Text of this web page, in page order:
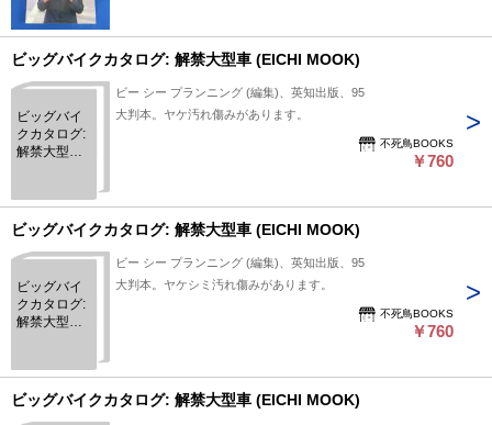
ビッグバイクカタログ: 解禁大型車 (EICHI MOOK)
ビッグバイ
クカタログ:
解禁大型車
ビー シー プランニング (編集)、英知出版、95
大判本。ヤケ汚れ傷みがあります。
不死鳥BOOKS
￥760
ビッグバイクカタログ: 解禁大型車 (EICHI MOOK)
ビッグバイ
クカタログ:
解禁大型車
ビー シー プランニング (編集)、英知出版、95
大判本。ヤケシミ汚れ傷みがあります。
不死鳥BOOKS
￥760
ビッグバイクカタログ: 解禁大型車 (EICHI MOOK)